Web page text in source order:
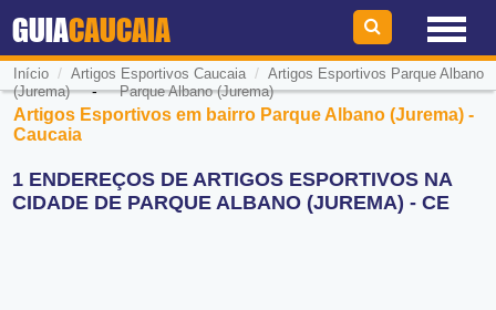
GUIACAUCAIA
Início / Artigos Esportivos Caucaia/ Artigos Esportivos Parque Albano
(Jurema)-Parque Albano (Jurema)
Artigos Esportivos em bairro Parque Albano (Jurema) -
Caucaia
1 ENDEREÇOS DE ARTIGOS ESPORTIVOS NA
CIDADE DE PARQUE ALBANO (JUREMA) - CE